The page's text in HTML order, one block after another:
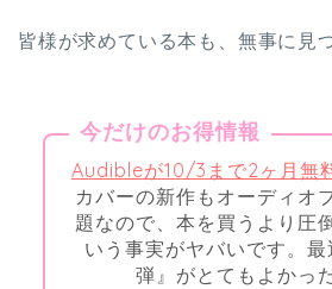
皆様が求めている本も、無事に見
今だけのお得情報
Audibleが10/3まで2ヶ月無
カバーの新作もオーディオ
題なので、本を買うより圧
いう事実がヤバいです。
弾』がとてもよかっ